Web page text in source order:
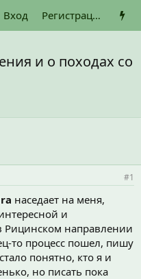
Вход Регистрация
и о походах со
#1
наседает на меня,
и
направлении
то процесс пошел, пишу
понятно, кто я и
но писать пока